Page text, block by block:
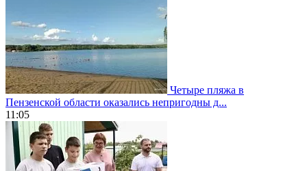
Четыре пляжа в
Пензенской области оказались непригодны д...
11:05